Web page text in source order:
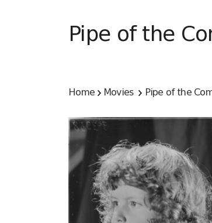
Pipe of the
Home Movies Pipe of the